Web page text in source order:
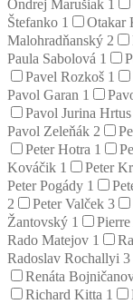
Ondrej Marušiak 1
Štefanko 1 Otakar
Malohradňanský 2
Paula Sabolová 1
Pavel Rozkoš 1
Pavol Garan 1
Pavol Jurina Hrtus
Pavol Zeleňák 2
Peter Hotra 1
Kováčik 1 Peter
Peter Pogády 1
2
Peter Valček 3
Žantovský 1
Rado Matejov 1
Radoslav Rochallyi 3
Renáta
Richard Kitta 1